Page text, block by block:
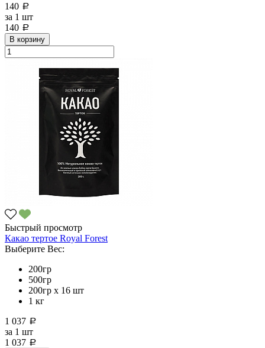
140 a
за 1 шт
140 a
В корзину
Быстрый просмотр
Какао тертое Royal Forest
Выберите Вес:
200гр
500гр
200гр х 16 шт
1 кг
1 037 a
за 1 шт
1 037 a